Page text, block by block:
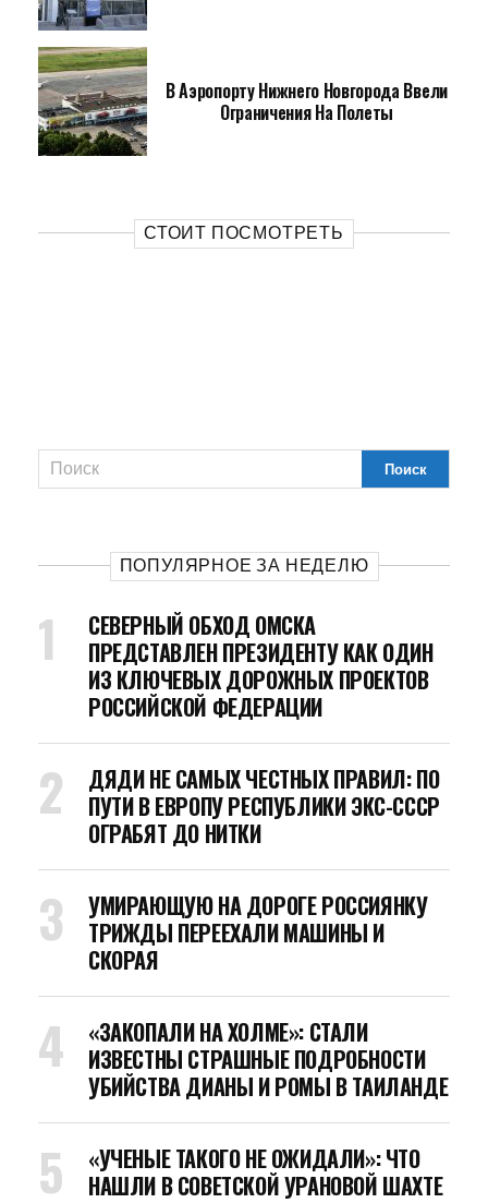
В Аэропорту Нижнего Новгорода Ввели
Ограничения На Полеты
СТОИТ ПОСМОТРЕТЬ
ПОПУЛЯРНОЕ ЗА НЕДЕЛЮ
СЕВЕРНЫЙ ОБХОД ОМСКА
ПРЕДСТАВЛЕН ПРЕЗИДЕНТУ КАК ОДИН
ИЗ КЛЮЧЕВЫХ ДОРОЖНЫХ ПРОЕКТОВ
РОССИЙСКОЙ ФЕДЕРАЦИИ
ДЯДИ НЕ САМЫХ ЧЕСТНЫХ ПРАВИЛ: ПО
ПУТИ В ЕВРОПУ РЕСПУБЛИКИ ЭКС-СССР
ОГРАБЯТ ДО НИТКИ
УМИРАЮЩУЮ НА ДОРОГЕ РОССИЯНКУ
ТРИЖДЫ ПЕРЕЕХАЛИ МАШИНЫ И
СКОРАЯ
«ЗАКОПАЛИ НА ХОЛМЕ»: СТАЛИ
ИЗВЕСТНЫ СТРАШНЫЕ ПОДРОБНОСТИ
УБИЙСТВА ДИАНЫ И РОМЫ В ТАИЛАНДЕ
«УЧЕНЫЕ ТАКОГО НЕ ОЖИДАЛИ»: ЧТО
НАШЛИ В СОВЕТСКОЙ УРАНОВОЙ ШАХТЕ